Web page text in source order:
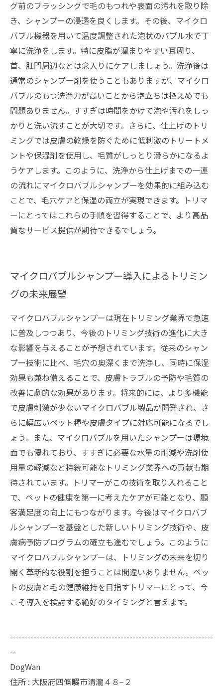
グ前のブラッシングで毛のもつれや表面の汚れを取り除
き、シャンプーの浸透を良くします。その後、マイクロ
バブル機器を用いて温度調整された泡状のバブル水で丁
寧に洗浄をします。特に皮脂が溜まりやすい耳周り、
首、肛門周辺などは念入りにケアしましょう。洗浄後は
通常のシャンプー剤を使うこともありますが、マイクロ
バブルのもつ洗浄力が高いことから泡立ちは控えめでも
問題ありません。すすぎは時間をかけて泡や汚れをしっ
かりと洗い流すことが大切です。さらに、仕上げのトリ
ミングでは皮膚の乾燥を防ぐために低刺激のトリートメ
ントや保湿剤を使用し、毛質がしっとり滑らかになるよ
うケアします。このように、洗浄から仕上げまでの一連
の流れにマイクロバブルシャンプーを効果的に組み込む
ことで、毛穴ケアと保湿の両立が実現できます。トリマ
ーにとってはこれらの手順を習得することで、より高品
質なサービス提供が期待できるでしょう。
マイクロバブルシャンプー導入によるトリミン
グの未来展望
マイクロバブルシャンプーは現在トリミング業界で急速
に普及しつつあり、今後のトリミング技術の進化に大き
な影響を与えることが予想されています。従来のシャン
プー技術に比べ、毛穴の奥深くまで洗浄し、同時に保湿
効果も兼ね備えることで、皮膚トラブルの予防や毛質の
改善に劇的な効果があります。将来的には、より多機能
で皮膚刺激が少ないマイクロバブル製品が開発され、さ
らに幅広いペット種や皮膚タイプに対応可能になるでし
ょう。また、マイクロバブルを用いたシャンプーは環境
面でも優れており、すすぎに必要な水量の削減や洗剤使
用量の軽減など持続可能なトリミング業界への貢献も期
待されています。トリマーがこの技術を取り入れること
で、ペットの健康を第一に考えたケアが可能となり、顧
客満足度の向上にもつながります。今後はマイクロバブ
ルシャンプーを基盤とした新しいトリミング技術や、皮
膚病予防プログラムの確立も進むでしょう。このように
マイクロバブルシャンプーは、トリミングの未来を切り
開く革新的な役割を担うことは間違いありません。ペッ
トの皮膚と毛の健康維持を目指すトリマーにとって、今
こそ導入を検討する絶好のタイミングと言えます。
--------------------------------------------------------------------
--
DogWan
住所 : 大阪府四條畷市清瀧４８−２